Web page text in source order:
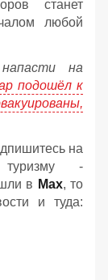
станет
любой
на
подошёл к
на
-
в Мах, то
и туда: